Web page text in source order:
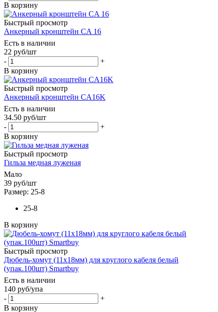
В корзину
Быстрый просмотр
Анкерный кронштейн CA 16
Есть в наличии
22 руб/шт
-
+
В корзину
Быстрый просмотр
Анкерный кронштейн CA16K
Есть в наличии
34.50 руб/шт
-
+
В корзину
Быстрый просмотр
Гильза медная луженая
Мало
39 руб/шт
Размер: 25-8
25-8
В корзину
Быстрый просмотр
Дюбель-хомут (11х18мм) для круглого кабеля белый
(упак.100шт) Smartbuy
Есть в наличии
140 руб/упа
-
+
В корзину